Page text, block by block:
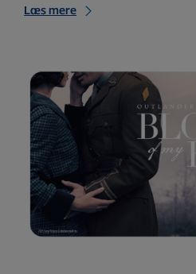
Læs mere